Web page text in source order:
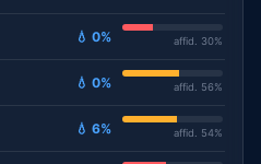
💧 0% affid. 30%
💧 0% affid. 56%
💧 6% affid. 54%